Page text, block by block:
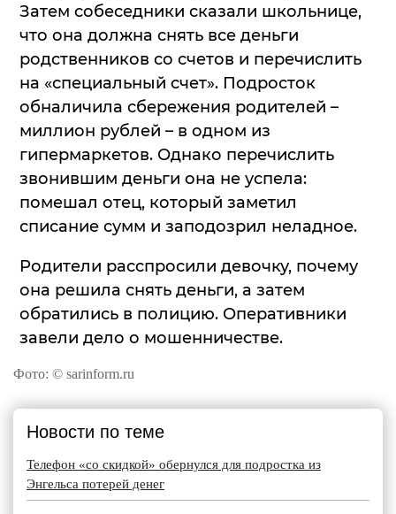
Затем собеседники сказали школьнице,
что она должна снять все деньги
родственников со счетов и перечислить
на «специальный счет». Подросток
обналичила сбережения родителей –
миллион рублей – в одном из
гипермаркетов. Однако перечислить
звонившим деньги она не успела:
помешал отец, который заметил
списание сумм и заподозрил неладное.
Родители расспросили девочку, почему
она решила снять деньги, а затем
обратились в полицию. Оперативники
завели дело о мошенничестве.
Фото: © sarinform.ru
Новости по теме
Телефон «со скидкой» обернулся для подростка из
Энгельса потерей денег